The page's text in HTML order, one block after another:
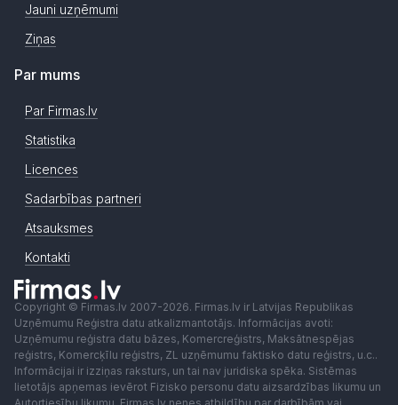
Jauni uzņēmumi
Ziņas
Par mums
Par Firmas.lv
Statistika
Licences
Sadarbības partneri
Atsauksmes
Kontakti
Copyright © Firmas.lv 2007-2026. Firmas.lv ir Latvijas Republikas
Uzņēmumu Reģistra datu atkalizmantotājs. Informācijas avoti:
Uzņēmumu reģistra datu bāzes, Komercreģistrs, Maksātnespējas
reģistrs, Komercķīlu reģistrs, ZL uzņēmumu faktisko datu reģistrs, u.c..
Informācijai ir izziņas raksturs, un tai nav juridiska spēka. Sistēmas
lietotājs apņemas ievērot Fizisko personu datu aizsardzības likumu un